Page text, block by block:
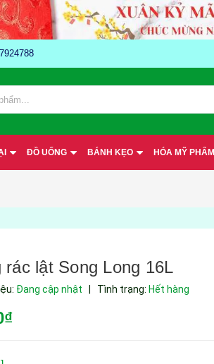
ĐỒ UỐNG BÁNH KẸO HÓA MỸ PHẨM
rác lật Song Long 16L
Đang cập nhật Tình trạng: Hết hàng